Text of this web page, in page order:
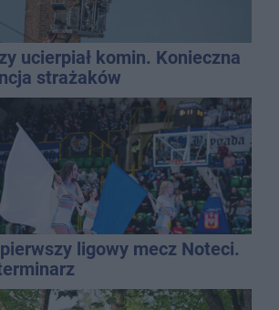
ucierpiał komin. Konieczna
strażaków
ligowy mecz Noteci.